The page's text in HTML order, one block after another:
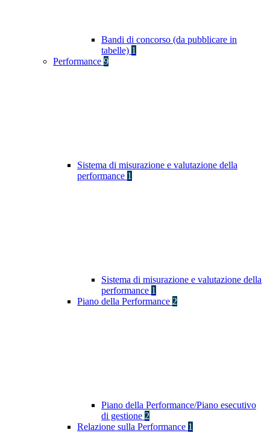
Bandi di concorso (da pubblicare in
tabelle) 1
Performance 9
Sistema di misurazione e valutazione della
performance 1
Sistema di misurazione e valutazione della
performance 1
Piano della Performance 2
Piano della Performance/Piano esecutivo
di gestione 2
Relazione sulla Performance 1